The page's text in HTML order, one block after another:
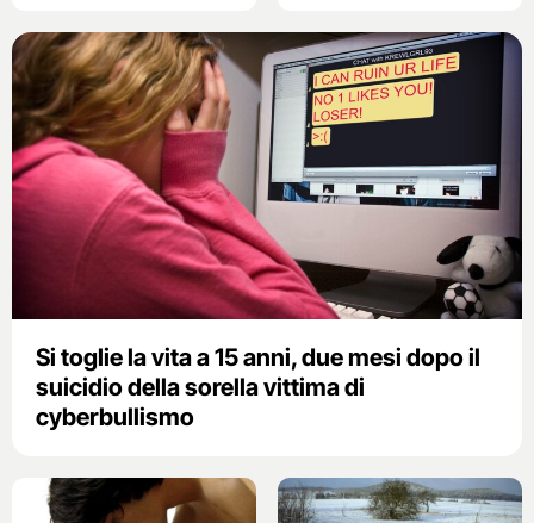
Si toglie la vita a 15 anni, due mesi dopo il
suicidio della sorella vittima di
cyberbullismo